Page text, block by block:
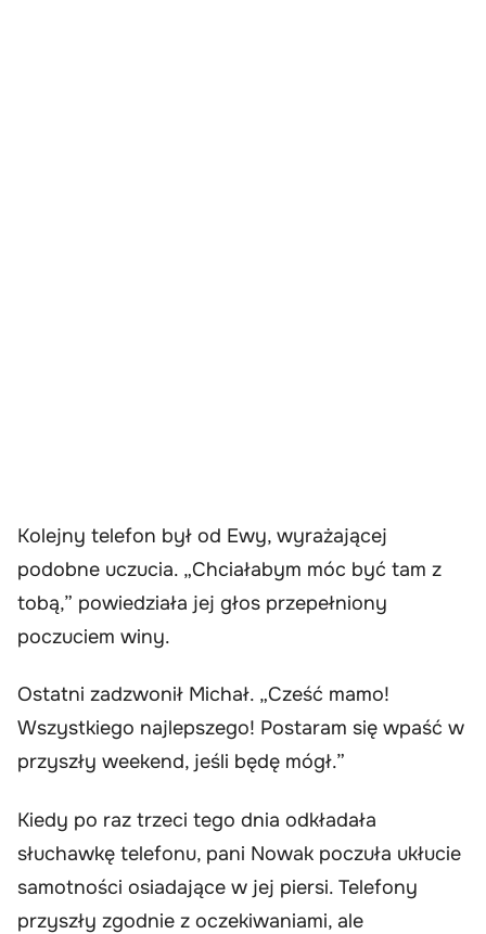
Kolejny telefon był od Ewy, wyrażającej
podobne uczucia. „Chciałabym móc być tam z
tobą,” powiedziała jej głos przepełniony
poczuciem winy.
Ostatni zadzwonił Michał. „Cześć mamo!
Wszystkiego najlepszego! Postaram się wpaść w
przyszły weekend, jeśli będę mógł.”
Kiedy po raz trzeci tego dnia odkładała
słuchawkę telefonu, pani Nowak poczuła ukłucie
samotności osiadające w jej piersi. Telefony
przyszły zgodnie z oczekiwaniami, ale